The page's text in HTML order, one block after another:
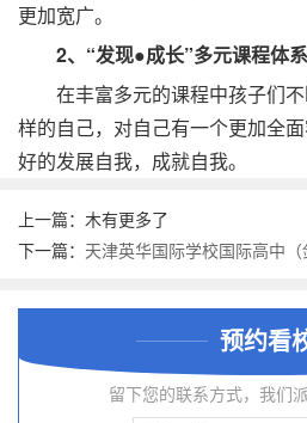
更加宽广。
2、“发现●成长”多元课程体系
在丰富多元的课程中孩子们不
样的自己，对自己有一个更加全
好的发展自我，成就自我。
上一篇：木有更多了
下一篇： 天津英华国际学校国际高中
预约看
留下您的联系方式，我们